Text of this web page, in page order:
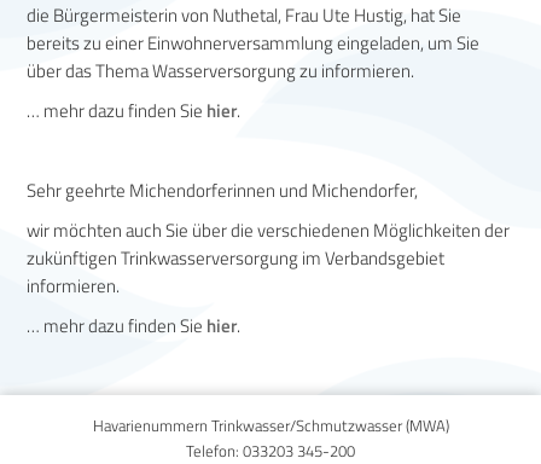
die Bürgermeisterin von Nuthetal, Frau Ute Hustig, hat Sie
bereits zu einer Einwohnerversammlung eingeladen, um Sie
über das Thema Wasserversorgung zu informieren.
… mehr dazu finden Sie hier.
Sehr geehrte Michendorferinnen und Michendorfer,
wir möchten auch Sie über die verschiedenen Möglichkeiten der
zukünftigen Trinkwasserversorgung im Verbandsgebiet
informieren.
… mehr dazu finden Sie hier.
Havarienummern Trinkwasser/Schmutzwasser (MWA)
Telefon: 033203 345-200